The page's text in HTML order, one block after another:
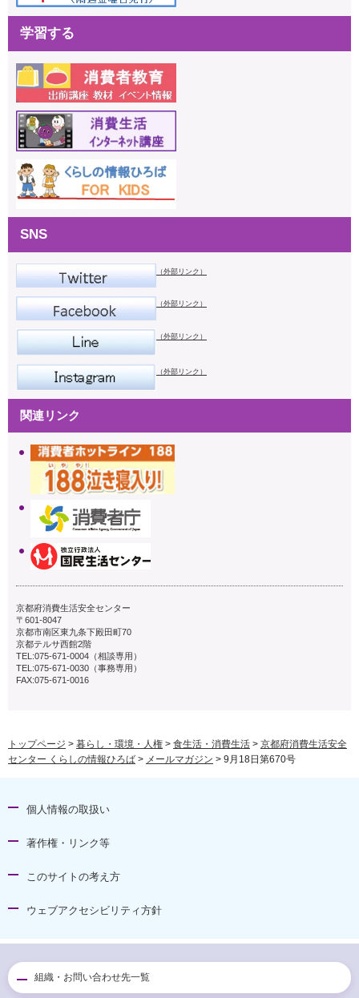
学習する
SNS
（外部リンク）
（外部リンク）
（外部リンク）
（外部リンク）
関連リンク
京都府消費生活安全センター
〒601-8047
京都市南区東九条下殿田町70
京都テルサ西館2階
TEL:075-671-0004（相談専用）
TEL:075-671-0030（事務専用）
FAX:075-671-0016
トップページ > 暮らし・環境・人権 > 食生活・消費生活 > 京都府消費生活安全
センター くらしの情報ひろば > メールマガジン > 9月18日第670号
個人情報の取扱い
著作権・リンク等
このサイトの考え方
ウェブアクセシビリティ方針
組織・お問い合わせ先一覧